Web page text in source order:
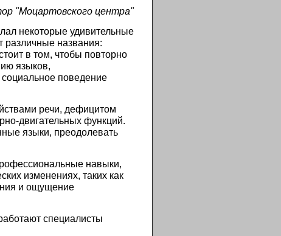
"Моцартовского центра"
некоторые удивительные
различные названия:
в том, чтобы повторно
языков,
социальное поведение
речи, дефицитом
двигательных функций.
языки, преодолевать
навыки,
изменениях, таких как
и ощущение
специалисты